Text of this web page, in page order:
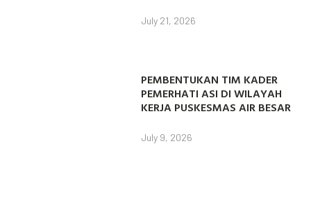
July 21, 2026
PEMBENTUKAN TIM KADER
PEMERHATI ASI DI WILAYAH
KERJA PUSKESMAS AIR BESAR
July 9, 2026